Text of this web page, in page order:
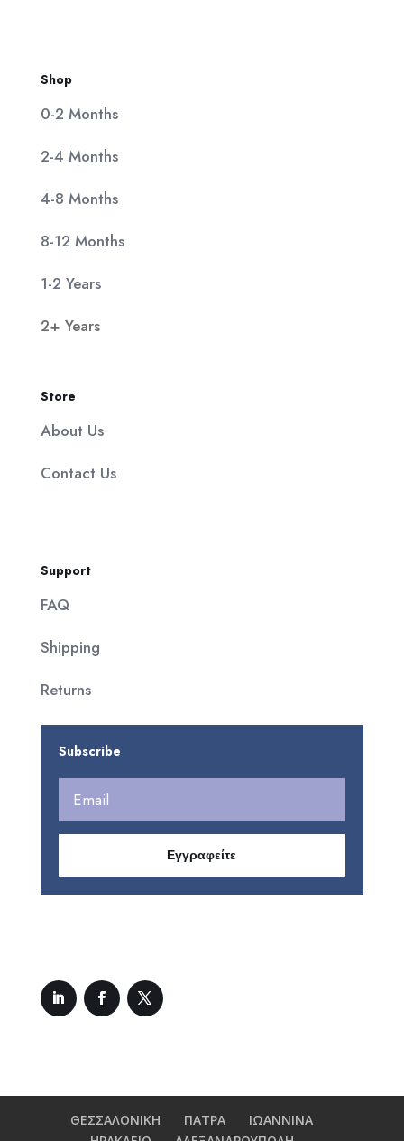
Shop
0-2 Months
2-4 Months
4-8 Months
8-12 Months
1-2 Years
2+ Years
Store
About Us
Contact Us
Support
FAQ
Shipping
Returns
Subscribe
Εγγραφείτε
ΘΕΣΣΑΛΟΝΙΚΗ ΠΑΤΡΑ
ΙΩΑΝΝΙΝΑ